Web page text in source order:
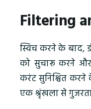
Filtering
स्विच करने के बाद,
को सुचारू करने
करंट सुनिश्चित
एक श्रृंखला से